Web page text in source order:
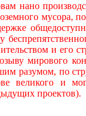
нано
мусора,
и его
мирового
разумом, по
великого и
проектов).